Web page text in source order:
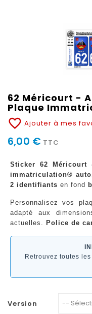
62 Méricourt -
Plaque
favorite_border Ajouter à mes
6,00 € TTC
Sticker 62
immatriculation®
2 identifiants en fond
Personnalisez vos
adapté aux
actuelles. Police de
Retrouvez toutes
Version